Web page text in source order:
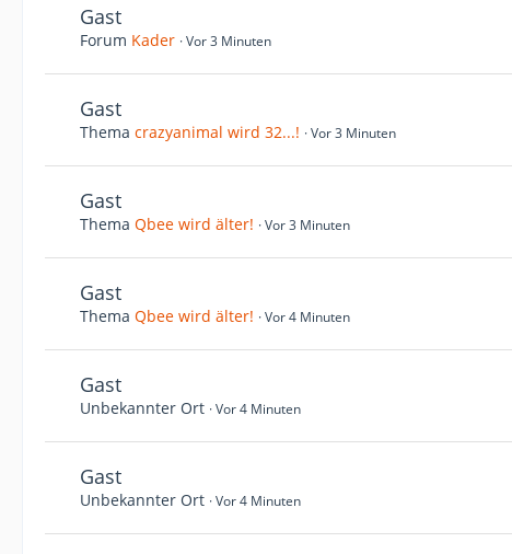
Gast
Forum Kader Vor 3 Minuten
Gast
Thema crazyanimal wird 32...! Vor 3 Minuten
Gast
Thema Qbee wird älter! Vor 3 Minuten
Gast
Thema Qbee wird älter! Vor 4 Minuten
Gast
Unbekannter Ort Vor 4 Minuten
Gast
Unbekannter Ort Vor 4 Minuten